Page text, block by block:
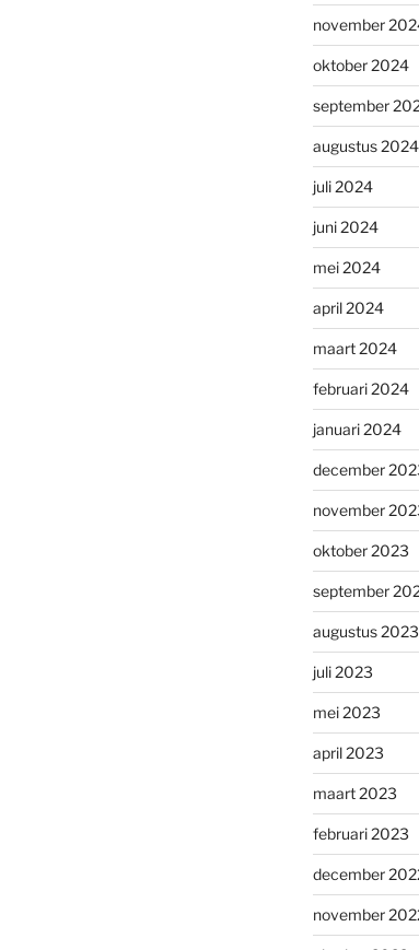
november
oktober 2024
september
augustus 2024
juli 2024
juni 2024
mei 2024
april 2024
maart 2024
februari 2024
januari 2024
december
november
oktober 2023
september
augustus 2023
juli 2023
mei 2023
april 2023
maart 2023
februari 2023
december
november